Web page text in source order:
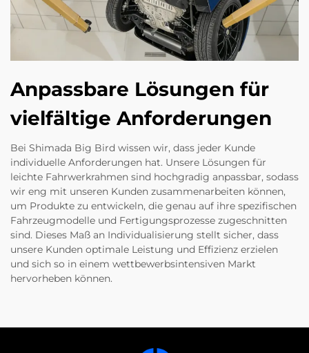
Anpassbare Lösungen für
vielfältige Anforderungen
Bei Shimada Big Bird wissen wir, dass jeder Kunde
individuelle Anforderungen hat. Unsere Lösungen für
leichte Fahrwerkrahmen sind hochgradig anpassbar, sodass
wir eng mit unseren Kunden zusammenarbeiten können,
um Produkte zu entwickeln, die genau auf ihre spezifischen
Fahrzeugmodelle und Fertigungsprozesse zugeschnitten
sind. Dieses Maß an Individualisierung stellt sicher, dass
unsere Kunden optimale Leistung und Effizienz erzielen
und sich so in einem wettbewerbsintensiven Markt
hervorheben können.